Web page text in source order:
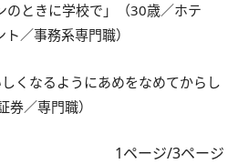
のときに学校で」（30歳／ホテ
／事務系専門職）
くなるようにあめをなめてからし
／専門職）
1ページ/3ページ